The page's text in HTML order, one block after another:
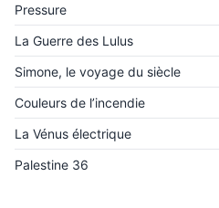
Pressure
La Guerre des Lulus
Simone, le voyage du siècle
Couleurs de l’incendie
La Vénus électrique
Palestine 36